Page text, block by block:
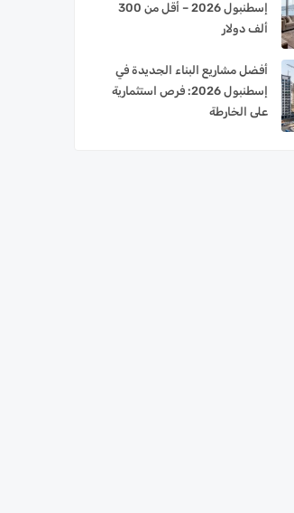
إسطنبول 2026 – أقل من 300
ألف دولار
أفضل مشاريع البناء الجديدة في
إسطنبول 2026: فرص استثمارية
على الخارطة